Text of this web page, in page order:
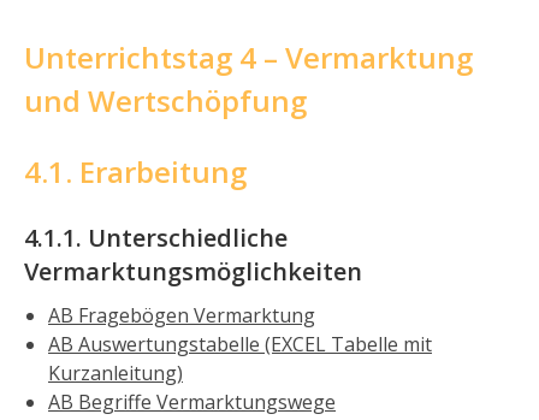
Unterrichtstag 4 – Vermarktung
und Wertschöpfung
4.1. Erarbeitung
4.1.1. Unterschiedliche
Vermarktungsmöglichkeiten
AB Fragebögen Vermarktung
AB Auswertungstabelle (EXCEL Tabelle mit
Kurzanleitung)
AB Begriffe Vermarktungswege